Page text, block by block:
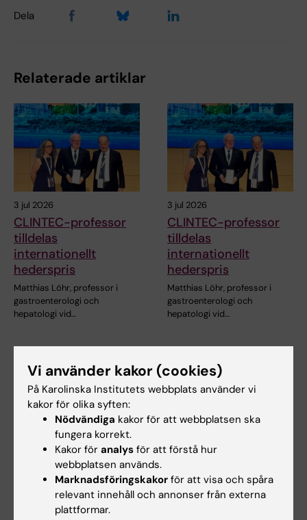
Dela
Relaterade artiklar
3 jul 2026
CLINTEC-professor
tilldelas
internationellt
hederspris
Matthias Löhr, professor i
gastroenterologi och
hepatologi vid…
3 jul 2026
CLINTEC-professor
tilldelas
internationellt
hederspris
Matthias Löhr, professor i
gastroenterologi och
hepatologi vid…
24 apr 2026
Professor Anna
Martling utsedd till
hedersledamot i
9 apr 2026
Tarmbakterier
kopplas till mängden
Vi använder kakor (cookies)
På Karolinska Institutets webbplats använder vi
kakor för olika syften:
Nödvändiga kakor för att webbplatsen ska
fungera korrekt.
Kakor för analys för att förstå hur
webbplatsen används.
Marknadsföringskakor för att visa och spåra
relevant innehåll och annonser från externa
plattformar.